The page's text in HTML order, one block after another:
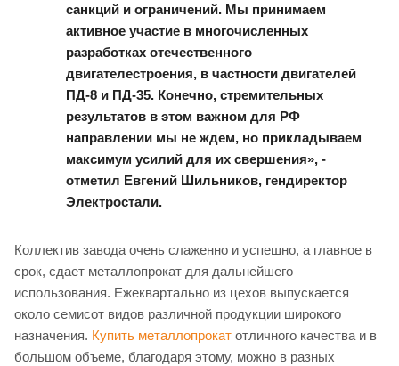
санкций и ограничений. Мы принимаем
активное участие в многочисленных
разработках отечественного
двигателестроения, в частности двигателей
ПД-8 и ПД-35. Конечно, стремительных
результатов в этом важном для РФ
направлении мы не ждем, но прикладываем
максимум усилий для их свершения», -
отметил Евгений Шильников, гендиректор
Электростали.
Коллектив завода очень слаженно и успешно, а главное в
срок, сдает металлопрокат для дальнейшего
использования. Ежеквартально из цехов выпускается
около семисот видов различной продукции широкого
назначения. Купить металлопрокат отличного качества и в
большом объеме, благодаря этому, можно в разных